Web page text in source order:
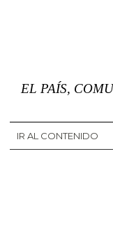
EL PAÍS,
IR AL CONTENIDO